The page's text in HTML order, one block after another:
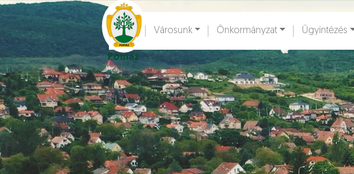
Pomáz
Ugrás a fő tartalomhoz
Városunk Önkormányzat Ügyintézés
Hírek [] Események [ ]